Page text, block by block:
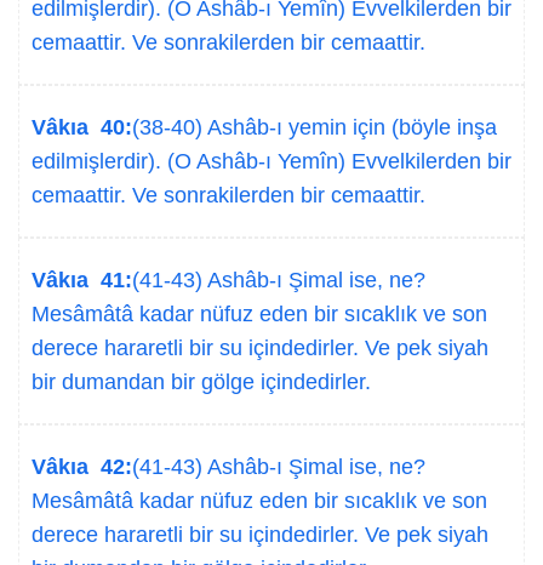
edilmişlerdir). (O Ashâb-ı Yemîn) Evvelkilerden bir
cemaattir. Ve sonrakilerden bir cemaattir.
Vâkıa 40:(38-40) Ashâb-ı yemin için (böyle inşa
edilmişlerdir). (O Ashâb-ı Yemîn) Evvelkilerden bir
cemaattir. Ve sonrakilerden bir cemaattir.
Vâkıa 41:(41-43) Ashâb-ı Şimal ise, ne?
Mesâmâtâ kadar nüfuz eden bir sıcaklık ve son
derece hararetli bir su içindedirler. Ve pek siyah
bir dumandan bir gölge içindedirler.
Vâkıa 42:(41-43) Ashâb-ı Şimal ise, ne?
Mesâmâtâ kadar nüfuz eden bir sıcaklık ve son
derece hararetli bir su içindedirler. Ve pek siyah